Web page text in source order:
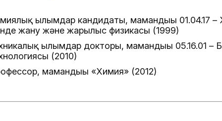
ғылымдар кандидаты, мамандығы 01.04.17
жану және жарылыс физикасы (1999)
ғылымдар докторы, мамандығы 05.16.01 –
(2010)
мамандығы «Химия» (2012)